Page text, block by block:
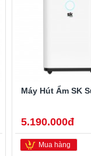
5.190.000đ
Mua hàng